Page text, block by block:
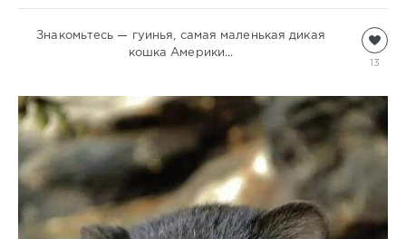
Дикие
289
0
13
Знакомьтесь — гуинья, самая маленькая дикая
кошка Америки...